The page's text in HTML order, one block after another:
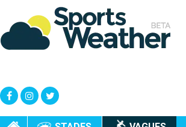
+
-